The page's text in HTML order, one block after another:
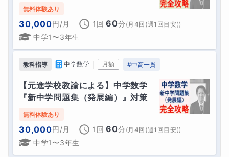
無料体験あり
30,000円/月 1回 60分 ( 月4回(週1回目安))
中学1〜3年生
教科指導 中学数学 月額 #中高一貫
【元進学校教諭による】中学数学
『新中学問題集（発展編）』対策
無料体験あり
30,000円/月 1回 60分 ( 月4回(週1回目安))
中学1〜3年生